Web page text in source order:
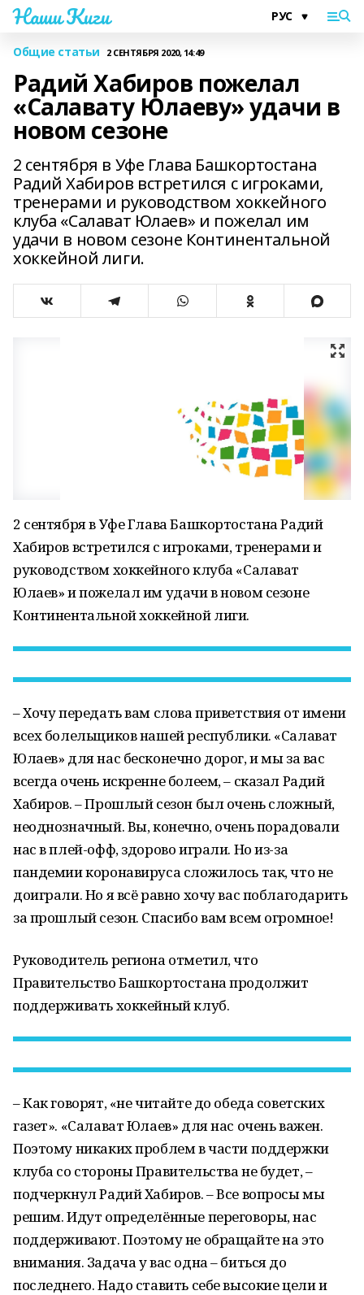
Наши Киги
Общие статьи 2 СЕНТЯБРЯ 2020, 14:49
Радий Хабиров пожелал
«Салавату Юлаеву» удачи в
новом сезоне
2 сентября в Уфе Глава Башкортостана
Радий Хабиров встретился с игроками,
тренерами и руководством хоккейного
клуба «Салават Юлаев» и пожелал им
удачи в новом сезоне Континентальной
хоккейной лиги.
2 сентября в Уфе Глава Башкортостана Радий
Хабиров встретился с игроками, тренерами и
руководством хоккейного клуба «Салават
Юлаев» и пожелал им удачи в новом сезоне
Континентальной хоккейной лиги.
– Хочу передать вам слова приветствия от имени
всех болельщиков нашей республики. «Салават
Юлаев» для нас бесконечно дорог, и мы за вас
всегда очень искренне болеем, – сказал Радий
Хабиров. – Прошлый сезон был очень сложный,
неоднозначный. Вы, конечно, очень порадовали
нас в плей-офф, здорово играли. Но из-за
пандемии коронавируса сложилось так, что не
доиграли. Но я всё равно хочу вас поблагодарить
за прошлый сезон. Спасибо вам всем огромное!
Руководитель региона отметил, что
Правительство Башкортостана продолжит
поддерживать хоккейный клуб.
– Как говорят, «не читайте до обеда советских
газет». «Салават Юлаев» для нас очень важен.
Поэтому никаких проблем в части поддержки
клуба со стороны Правительства не будет, –
подчеркнул Радий Хабиров. – Все вопросы мы
решим. Идут определённые переговоры, нас
поддерживают. Поэтому не обращайте на это
внимания. Задача у вас одна – биться до
последнего. Надо ставить себе высокие цели и